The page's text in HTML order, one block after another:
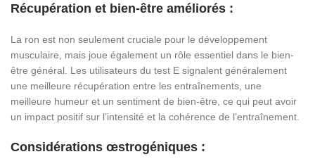
Récupération et bien-être améliorés :
La ron est non seulement cruciale pour le développement
musculaire, mais joue également un rôle essentiel dans le bien-
être général. Les utilisateurs du test E signalent généralement
une meilleure récupération entre les entraînements, une
meilleure humeur et un sentiment de bien-être, ce qui peut avoir
un impact positif sur l’intensité et la cohérence de l’entraînement.
Considérations œstrogéniques :